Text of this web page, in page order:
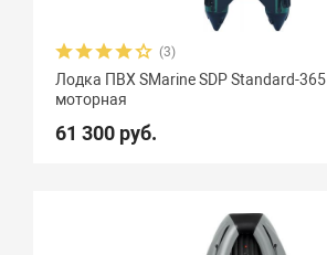
(3)
Лодка ПВХ SMarine SDP Standard-365
моторная
61 300 руб.